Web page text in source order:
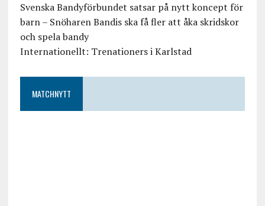
Svenska Bandyförbundet satsar på nytt koncept för
barn – Snöharen Bandis ska få fler att åka skridskor
och spela bandy
Internationellt: Trenationers i Karlstad
MATCHNYTT